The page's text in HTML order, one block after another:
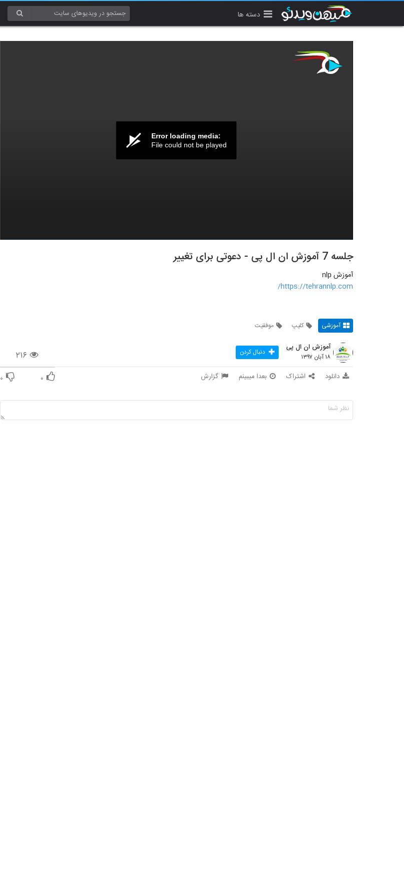
دسته ها
Error loading media:
File could not be played
جلسه 7 آموزش ان ال پی - دعوتی برای تغییر
آموزش nlp
https://tehrannlp.com/
آموزشی کلیپ موفقیت
۲۱۶
آموزش ان ال پی
۱۸ آبان ۱۳۹۷ دنبال کردن
دانلود اشتراک بعدا میبینم گزارش ۰ ۰